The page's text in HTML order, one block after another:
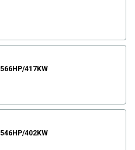
566HP/417KW
546HP/402KW